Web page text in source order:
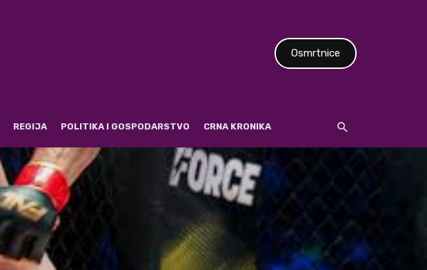
Osmrtnice
REGIJA POLITIKA I GOSPODARSTVO CRNA KRONIKA